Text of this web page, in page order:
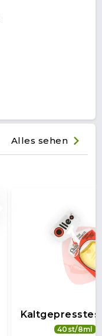
Alles sehen
Kaltgepresstes
40st/8ml